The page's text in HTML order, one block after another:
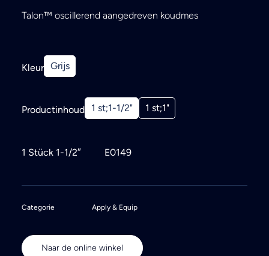
Talon™ oscillerend aangedreven koudmes
Kleur Grijs
Productinhoud 1 st;1-1/2" 1 st;1"
1 Stück 1-1/2″ E0149
Categorie Apply & Equip
Naar de online winkel